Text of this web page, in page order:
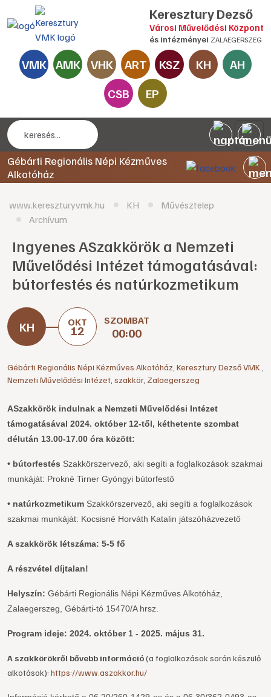
Keresztury Dezső
Városi Művelődési Központ
és intézményei ZALAEGERSZEG
VMK AMK VHK ART KSZ KH
AH
CSB
EP
Gébárti Regionális Népi Kézműves
Alkotóház
www.kereszturyvmk.hu KH
Művésztelep
Archívum
Ingyenes ASzakkörök a Nemzeti
Művelődési Intézet támogatásával:
bútorfestés és natúrkozmetikum
OKT
12
SZOMBAT
00:00
Gébárti Regionális Népi Kézműves Alkotóház Keresztury Dezső VMK
Nemzeti Művelődési Intézet szakkör, Zalaegerszeg
ASzakkörök indulnak a Nemzeti Művelődési Intézet
támogatásával 2024. október 12-től, kéthetente szombat
délután 13.00-17.00 óra között:
• bútorfestés Szakkörszervező, aki segíti a foglalkozások szakmai
munkáját: Prokné Tirner Gyöngyi bútorfestő
• natúrkozmetikum Szakkörszervező, aki segíti a foglalkozások
szakmai munkáját: Kocsisné Horváth Katalin játszóházvezető
A szakkörök létszáma: 5-5 fő
A részvétel díjtalan!
Helyszín: Gébárti Regionális Népi Kézműves Alkotóház,
Zalaegerszeg, Gébárti-tó 15470/A hrsz.
Program ideje: 2024. október 1 - 2025. május 31.
A szakkörökről bővebb információ(a foglalkozások során készülő
alkotások): https://www.aszakkor.hu/